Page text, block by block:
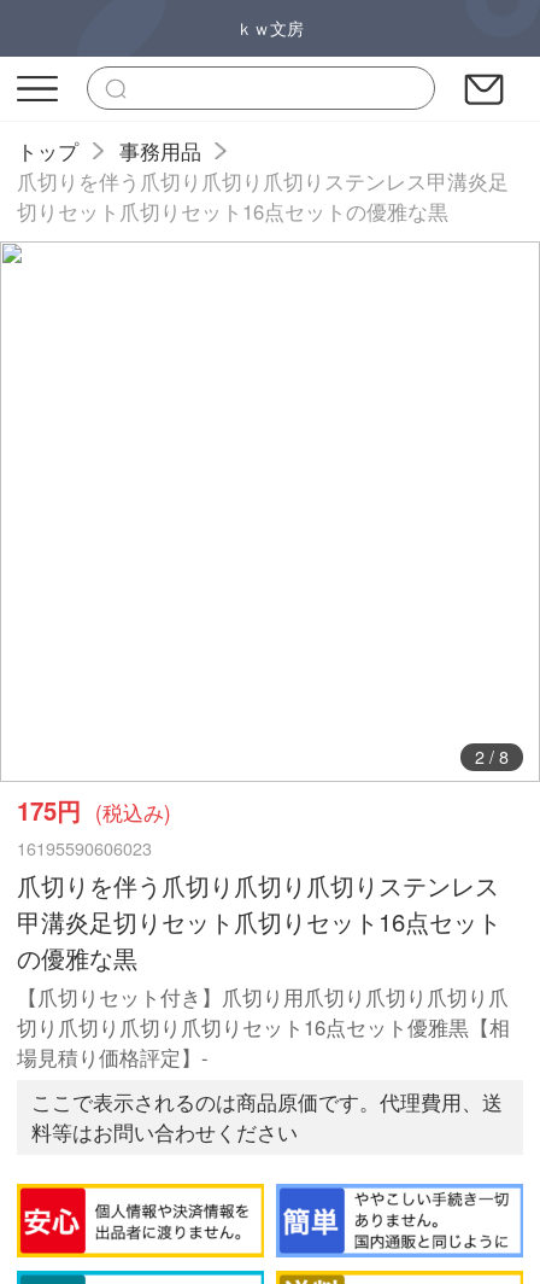
ｋｗ文房
トップ
事務用品
爪切りを伴う爪切り爪切り爪切りステンレス甲溝炎足
切りセット爪切りセット16点セットの優雅な黒
2/ 8
175円 (税込み)
16195590606023
爪切りを伴う爪切り爪切り爪切りステンレス
甲溝炎足切りセット爪切りセット16点セット
の優雅な黒
【爪切りセット付き】爪切り用爪切り爪切り爪切り爪
切り爪切り爪切り爪切りセット16点セット優雅黒【相
場見積り価格評定】-
ここで表示されるのは商品原価です。代理費用、送
料等はお問い合わせください